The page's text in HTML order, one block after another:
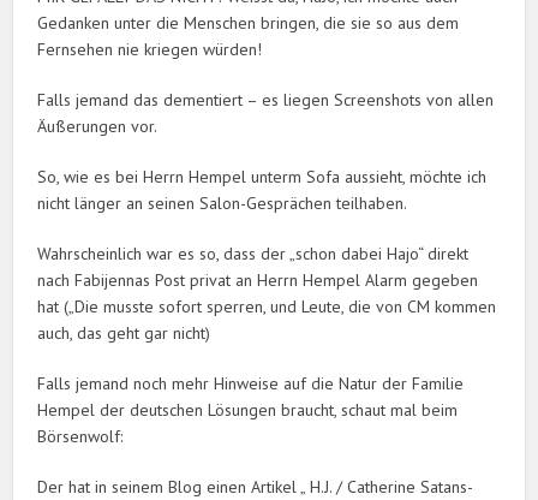
Gedanken unter die Menschen bringen, die sie so aus dem
Fernsehen nie kriegen würden!
Falls jemand das dementiert – es liegen Screenshots von allen
Äußerungen vor.
So, wie es bei Herrn Hempel unterm Sofa aussieht, möchte ich
nicht länger an seinen Salon-Gesprächen teilhaben.
Wahrscheinlich war es so, dass der „schon dabei Hajo“ direkt
nach Fabijennas Post privat an Herrn Hempel Alarm gegeben
hat („Die musste sofort sperren, und Leute, die von CM kommen
auch, das geht gar nicht)
Falls jemand noch mehr Hinweise auf die Natur der Familie
Hempel der deutschen Lösungen braucht, schaut mal beim
Börsenwolf:
Der hat in seinem Blog einen Artikel „ H.J. / Catherine Satans-